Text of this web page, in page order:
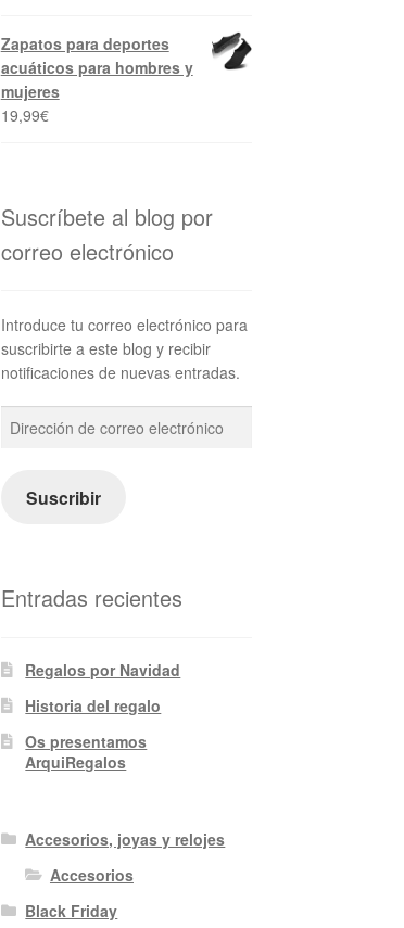
Zapatos para deportes
acuáticos para hombres y
mujeres
19,99€
Suscríbete al blog por
correo electrónico
Introduce tu correo electrónico para
suscribirte a este blog y recibir
notificaciones de nuevas entradas.
Dirección
de
electrónico
Suscribir
Entradas recientes
Regalos por Navidad
Historia del regalo
Os presentamos
ArquiRegalos
Accesorios, joyas y relojes
Accesorios
Black Friday